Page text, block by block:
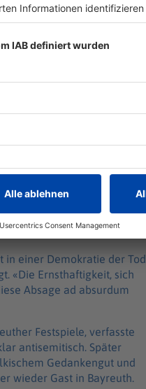
einer kritischen
in einer Demokratie der Tod
«Die Ernsthaftigkeit, sich
Absage ad absurdum
Festspiele, verfasste
antisemitisch. Später
Gedankengut und
wieder Gast in Bayreuth.